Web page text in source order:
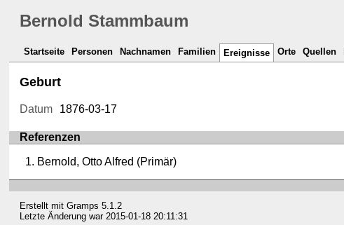
Bernold Stammbaum
Startseite Personen Nachnamen Familien Ereignisse Orte Quellen
Geburt
Datum 1876-03-17
Referenzen
Bernold, Otto Alfred (Primär)
Erstellt mitGramps 5.1.2
Letzte Änderung war 2015-01-18 20:11:31